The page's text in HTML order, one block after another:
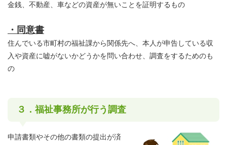
金銭、不動産、車などの資産が無いことを証明するもの
・同意書
住んでいる市町村の福祉課から関係先へ、本人が申告している収
入や資産に嘘がないかどうかを問い合わせ、調査をするためのも
の
３．福祉事務所が行う調査
申請書類やその他の書類の提出が済